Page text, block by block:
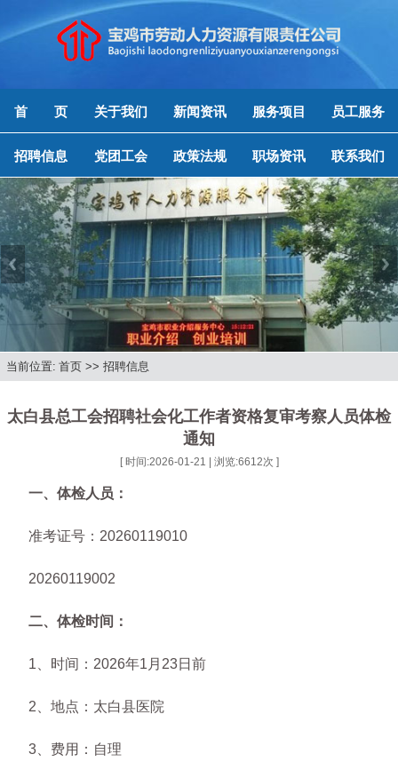
首 页 关于我们 新闻资讯 服务项目 员工服务
招聘信息 党团工会 政策法规 职场资讯 联系我们
当前位置: 首页 >> 招聘信息
太白县总工会招聘社会化工作者资格复审考察人员体检
通知
[ 时间:2026-01-21 | 浏览:6612次 ]
一、体检人员：
准考证号：20260119010
20260119002
二、体检时间：
1、时间：2026年1月23日前
2、地点：太白县医院
3、费用：自理